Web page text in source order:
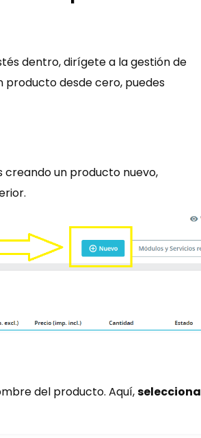
dentro, dirígete a la gestión de
producto desde cero, puedes
creando un producto nuevo,
del producto. Aquí,selecciona